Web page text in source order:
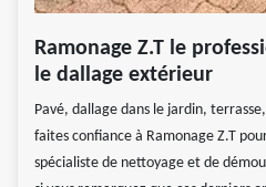
Ramonage Z.T le
le dallage extérieur
Pavé, dallage dans le jardin,
faites confiance à Ramonage Z.T
spécialiste de nettoyage et de